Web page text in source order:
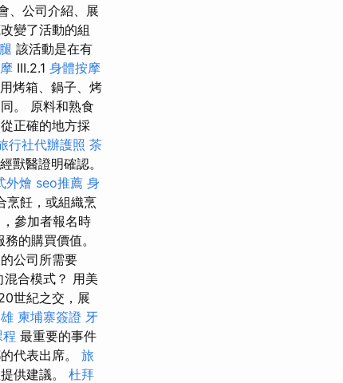
、公司介紹、展
變了活動的組
該活動是在有
III.2.1 身體按摩
烤箱、鍋子、烤
。 原料和熟食
正確的地方採
行社代辦護照 茶
獸醫證明確認。
外燴 seo推薦 身
烹飪，或組織烹
參加者報名時
的購買價值。
公司所需要
合模式？ 用美
世紀之交，展
柬埔寨簽證 牙
最重要的事件
代表出席。 旅
供建議。 杜拜